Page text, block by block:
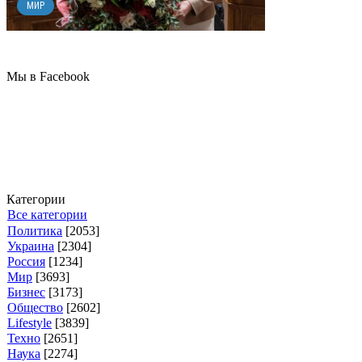
МИР
Мы в Facebook
Категории
Все категории
Политика [2053]
Украина [2304]
Россия [1234]
Мир [3693]
Бизнес [3173]
Общество [2602]
Lifestyle [3839]
Техно [2651]
Наука [2274]